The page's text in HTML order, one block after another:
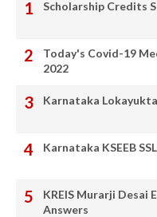
Scholarship Credits
Today's Covid-19
2022
Karnataka
Karnataka KSEEB
KREIS Murarji Desai
Answers